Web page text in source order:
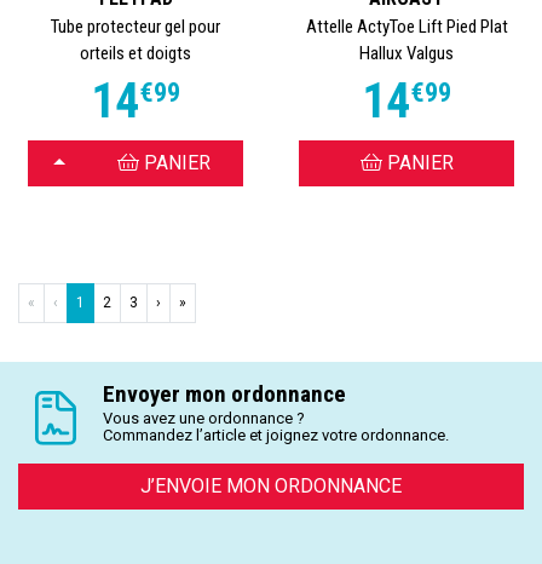
Tube protecteur gel pour
orteils et doigts
14€99
CHOISIR PANIER
Attelle ActyToe Lift Pied Plat
Hallux Valgus
14€99
PANIER
« ‹ 1 2 3 › »
Envoyer mon ordonnance
Vous avez une ordonnance ?
Commandez l’article et joignez votre ordonnance.
J’ENVOIE MON ORDONNANCE